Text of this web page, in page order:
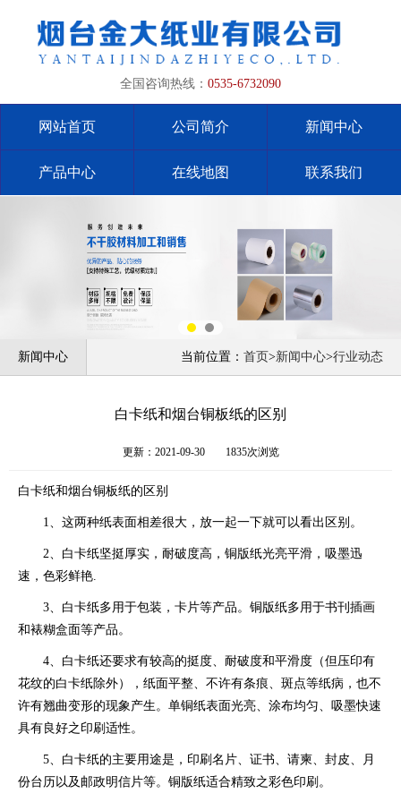
全国咨询热线： 0535-6732090
网站首页 公司简介 新闻中心
产品中心 在线地图 联系我们
新闻中心 当前位置： 首页>新闻中心>行业动态
白卡纸和烟台铜板纸的区别
更新：2021-09-30 1835次浏览
白卡纸和烟台铜板纸的区别
1、这两种纸表面相差很大，放一起一下就可以看出区别。
2、白卡纸坚挺厚实，耐破度高，铜版纸光亮平滑，吸墨迅
速，色彩鲜艳.
3、白卡纸多用于包装，卡片等产品。铜版纸多用于书刊插画
和裱糊盒面等产品。
4、白卡纸还要求有较高的挺度、耐破度和平滑度（但压印有
花纹的白卡纸除外），纸面平整、不许有条痕、斑点等纸病，也不
许有翘曲变形的现象产生。单铜纸表面光亮、涂布均匀、吸墨快速
具有良好之印刷适性。
5、白卡纸的主要用途是，印刷名片、证书、请柬、封皮、月
份台历以及邮政明信片等。铜版纸适合精致之彩色印刷。